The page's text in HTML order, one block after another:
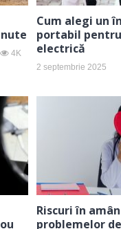
4K
Cum alegi un
portabil
electrică
2 septembrie 2025
Riscuri în
problemelor